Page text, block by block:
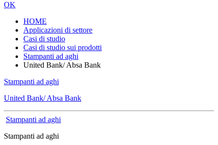
OK
HOME
Applicazioni di settore
Casi di studio
Casi di studio sui prodotti
Stampanti ad aghi
United Bank/ Absa Bank
Stampanti ad aghi
United Bank/ Absa Bank
Stampanti ad aghi
Stampanti ad aghi